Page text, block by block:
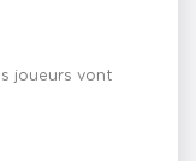
joueurs vont